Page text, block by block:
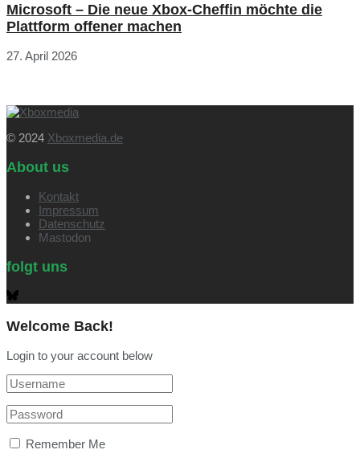
Microsoft – Die neue Xbox-Cheffin möchte die
Plattform offener machen
27. April 2026
© 2024 Xboxmedia.de
About us
Kontakt
Impressum
Datenschutz
Mastodon
folgt uns
Welcome Back!
Login to your account below
Remember Me